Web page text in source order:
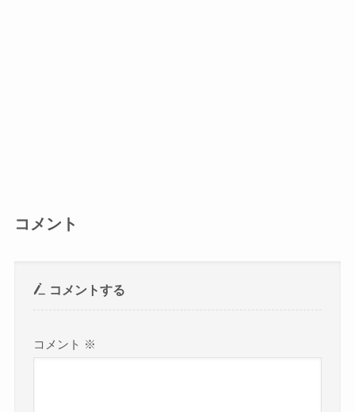
コメント
コメントする
コメント ※